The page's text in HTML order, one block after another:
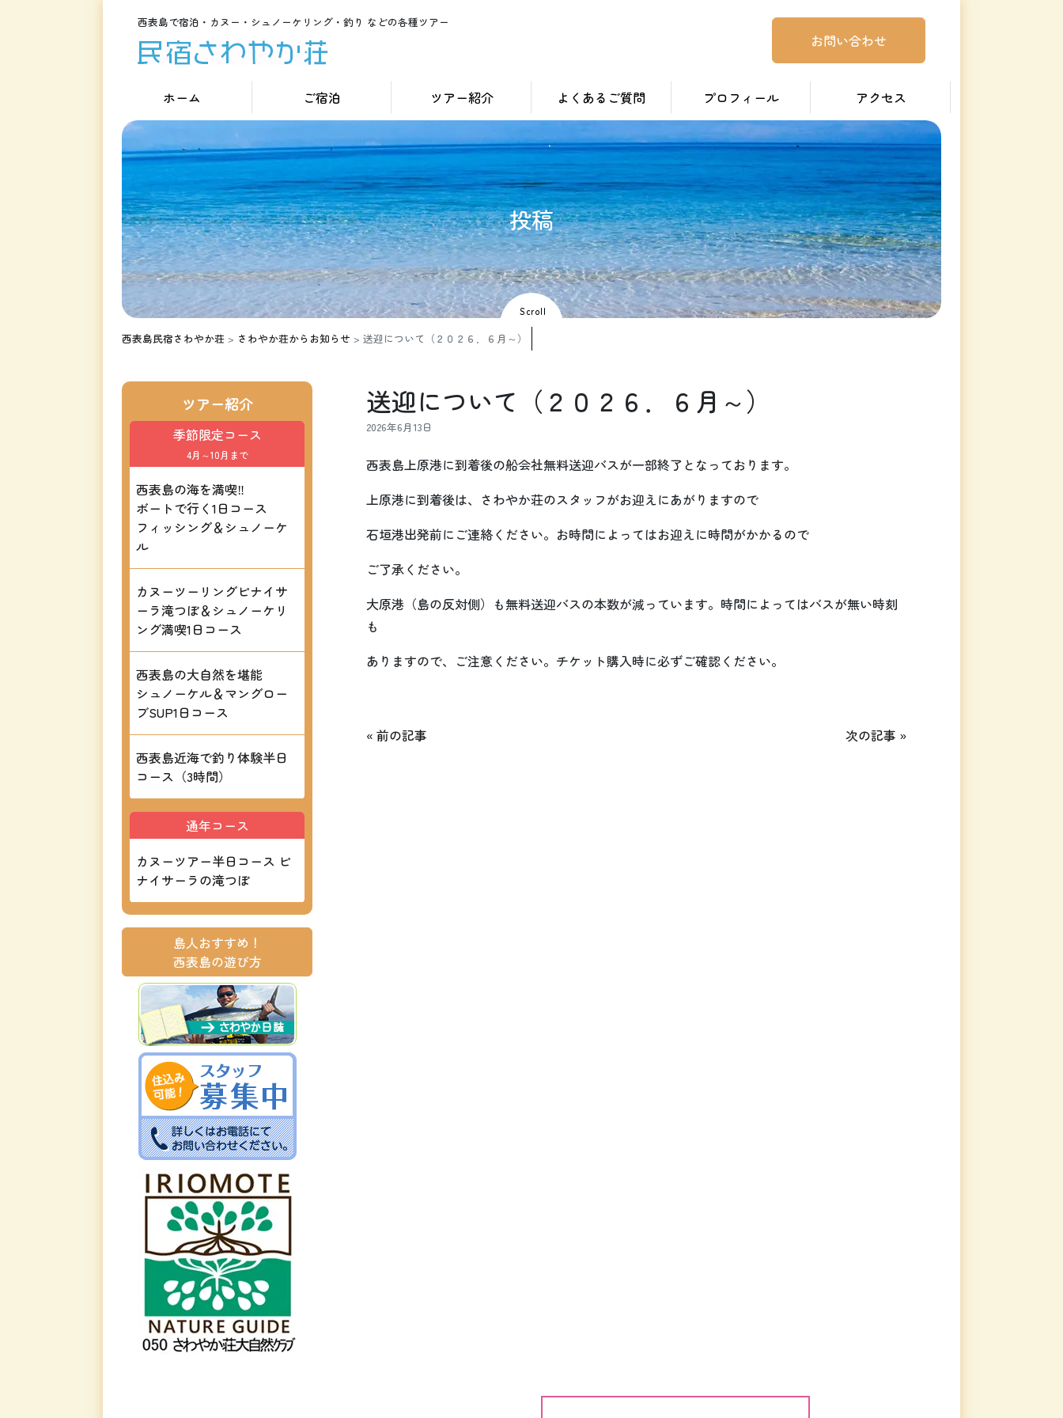
西表島で宿泊・カヌー・シュノーケリング・釣り などの各種ツアー
お問い合わせ
ホーム ご宿泊 ツアー紹介 よくあるご質問 プロフィール アクセス
投稿
Scroll
西表島民宿さわやか荘 > さわやか荘からお知らせ > 送迎について（２０２６．６月～）
送迎について（２０２６．６月～）
2026年6月13日
西表島上原港に到着後の船会社無料送迎バスが一部終了となっております。
上原港に到着後は、さわやか荘のスタッフがお迎えにあがりますので
石垣港出発前にご連絡ください。お時間によってはお迎えに時間がかかるので
ご了承ください。
大原港（島の反対側）も無料送迎バスの本数が減っています。時間によってはバスが無い時刻
も
ありますので、ご注意ください。チケット購入時に必ずご確認ください。
«前の記事 次の記事 »
ツアー紹介
季節限定コース
4月～10月まで
西表島の海を満喫‼
ボートで行く1日コース
フィッシング＆シュノーケ
ル
カヌーツーリングピナイサ
ーラ滝つぼ＆シュノーケリ
ング満喫1日コース
西表島の大自然を堪能
シュノーケル＆マングロー
ブSUP1日コース
西表島近海で釣り体験半日
コース（3時間）
通年コース
カヌーツアー半日コース ピ
ナイサーラの滝つぼ
島人おすすめ！
西表島の遊び方